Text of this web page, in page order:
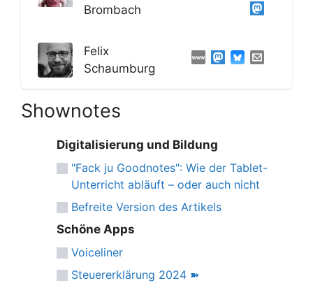
Brombach
Felix
Schaumburg
Shownotes
Digitalisierung und Bildung
"Fack ju Goodnotes": Wie der Tablet-
Unterricht abläuft – oder auch nicht
Befreite Version des Artikels
Schöne Apps
Voiceliner
Steuererklärung 2024 ➽